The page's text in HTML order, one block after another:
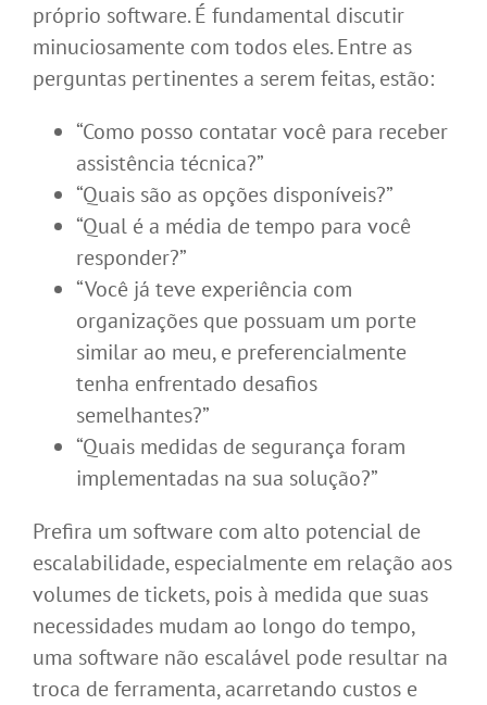
próprio software. É fundamental discutir
minuciosamente com todos eles. Entre as
perguntas pertinentes a serem feitas, estão:
“Como posso contatar você para receber
assistência técnica?”
“Quais são as opções disponíveis?”
“Qual é a média de tempo para você
responder?”
“Você já teve experiência com
organizações que possuam um porte
similar ao meu, e preferencialmente
tenha enfrentado desafios
semelhantes?”
“Quais medidas de segurança foram
implementadas na sua solução?”
Prefira um software com alto potencial de
escalabilidade, especialmente em relação aos
volumes de tickets, pois à medida que suas
necessidades mudam ao longo do tempo,
uma software não escalável pode resultar na
troca de ferramenta, acarretando custos e